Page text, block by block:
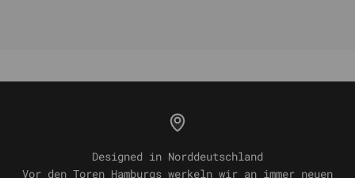
Designed in Norddeutschland
Vor den Toren Hamburgs werkeln wir an immer neuen